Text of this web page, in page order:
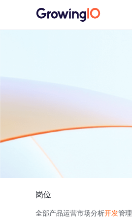
岗位
全部产品运营市场分析开发管理